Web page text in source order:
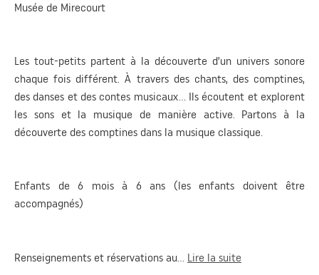
Musée de Mirecourt
Les tout-petits partent à la découverte d’un univers sonore
chaque fois différent. À travers des chants, des comptines,
des danses et des contes musicaux… Ils écoutent et explorent
les sons et la musique de manière active. Partons à la
découverte des comptines dans la musique classique.
Enfants de 6 mois à 6 ans (les enfants doivent être
accompagnés)
Renseignements et réservations au... Lire la suite